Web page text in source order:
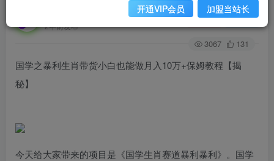
2年前发布
关注 私信
3067 131
国学之暴利生肖带货小白也能做月入10万+保姆教程【揭
秘】
今天给大家带来的项目是《国学生肖赛道暴利暴利》。国学
开通VIP会员 加盟当站长